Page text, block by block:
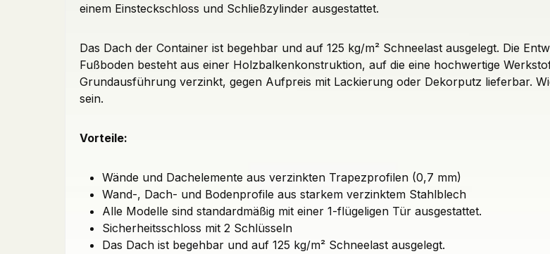
einem Einsteckschloss und Schließzylinder ausgestattet.
Das Dach der Container ist ­begehbar und auf 125 kg/m² Schneelast ausgelegt. Die
Fußboden besteht aus einer Holzbalkenkonstruktion, auf die eine hochwertige
Grundausführung verzinkt, gegen Aufpreis mit Lackierung oder Dekorputz lieferbar.
sein.
Vorteile:
Wände und Dachelemente aus verzinkten Trapezprofilen (0,7 mm)
Wand-, Dach- und Bodenprofile aus starkem verzinktem Stahlblech
Alle Modelle sind standardmäßig mit einer 1-flügeligen Tür ausgestattet.
Sicherheitsschloss mit 2 Schlüsseln
Das Dach ist begehbar und auf 125 kg/m² Schneelast ausgelegt.